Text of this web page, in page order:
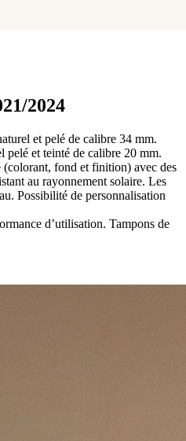
2024
et pelé de calibre 34 mm.
pelé et teinté de calibre 20 mm.
fond et finition) avec des
au rayonnement solaire. Les
Possibilité de personnalisation
d’utilisation. Tampons de